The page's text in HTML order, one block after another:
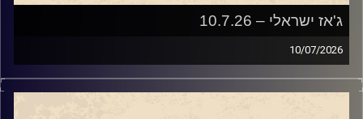
ג'אז ישראלי – 10.7.26
10/07/2026
השבוע בג'ז ישראלי